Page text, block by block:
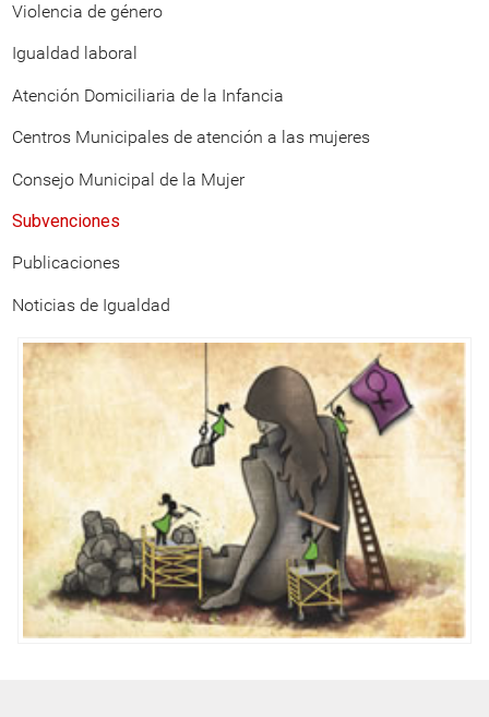
Violencia de género
Igualdad laboral
Atención Domiciliaria de la Infancia
Centros Municipales de atención a las mujeres
Consejo Municipal de la Mujer
Subvenciones
Publicaciones
Noticias de Igualdad